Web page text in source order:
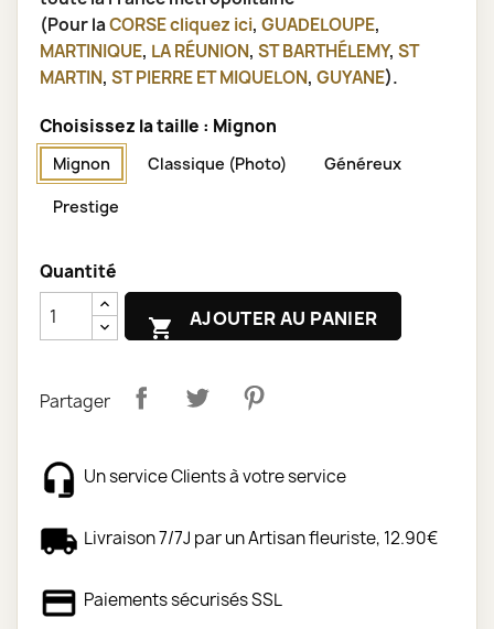
(Pour laCORSEcliquez ici, GUADELOUPE,
MARTINIQUE, LA RÉUNION, ST BARTHÉLEMY, ST
MARTIN, ST PIERRE ET MIQUELON, GUYANE).
Choisissez la taille : Mignon
Mignon Classique (Photo) Généreux
Prestige
Quantité
 AJOUTER AU PANIER
Partager
Un service Clients à votre service
Livraison 7/7J par un Artisan fleuriste, 12.90€
Paiements sécurisés SSL